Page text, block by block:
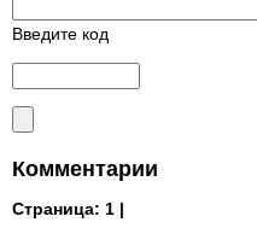
Введите код
Комментарии
Страница: 1 |